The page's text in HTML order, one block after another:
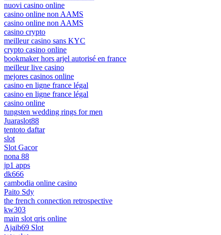
nuovi casino online
casino online non AAMS
casino online non AAMS
casino crypto
meilleur casino sans KYC
crypto casino online
bookmaker hors arjel autorisé en france
meilleur live casino
mejores casinos online
casino en ligne france légal
casino en ligne france légal
casino online
tungsten wedding rings for men
Juaraslot88
tentoto daftar
slot
Slot Gacor
nona 88
jp1 apps
dk666
cambodia online casino
Paito Sdy
the french connection retrospective
kw303
main slot qris online
Ajaib69 Slot